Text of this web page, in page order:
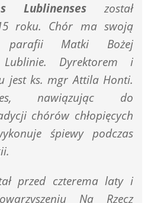
Lublinenses został
roku. Chór ma swoją
parafii Matki Bożej
Dyrektorem i
jest ks. mgr Attila Honti.
nawiązując do
chórów chłopięcych
śpiewy podczas
przed czterema laty i
Na Rzecz